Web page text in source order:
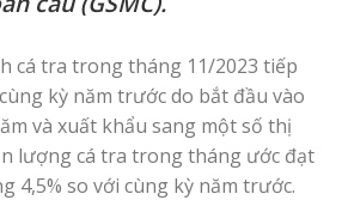
cá tra trong tháng 11/2023 tiếp
kỳ năm trước do bắt đầu vào
và xuất khẩu sang một số thị
lượng cá tra trong tháng ước đạt
4,5% so với cùng kỳ năm trước.